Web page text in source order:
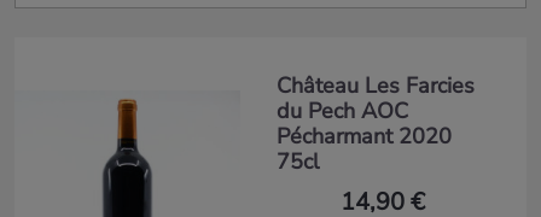
Château Les Farcies
du Pech AOC
Pécharmant 2020
75cl
14,90 €